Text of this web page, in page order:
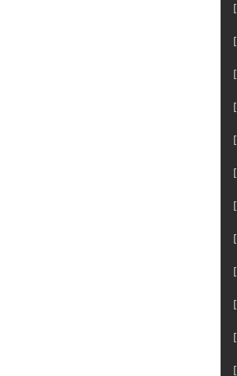
[
[
[
[
[
[
[
[
[
[
[
[